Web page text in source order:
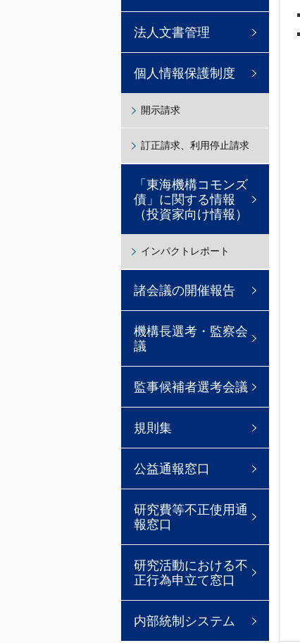
法人文書管理
個人情報保護制度
開示請求
訂正請求、利用停止請求
「東海機構コモンズ
債」に関する情報
（投資家向け情報）
インパクトレポート
諸会議の開催報告
機構長選考・監察会
議
監事候補者選考会議
規則集
公益通報窓口
研究費等不正使用通
報窓口
研究活動における不
正行為申立て窓口
内部統制システム